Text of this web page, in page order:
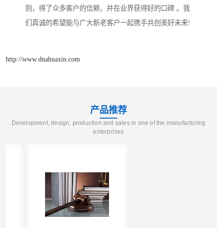
则，得了众多客户的信赖，并在业界获得好的口碑 。我
们真诚的希望能与广大新老客户一起携手共创美好未来!
http://www.dnahuaxin.com
产品推荐
Development, design, production and sales in one of the manufacturing
enterprises